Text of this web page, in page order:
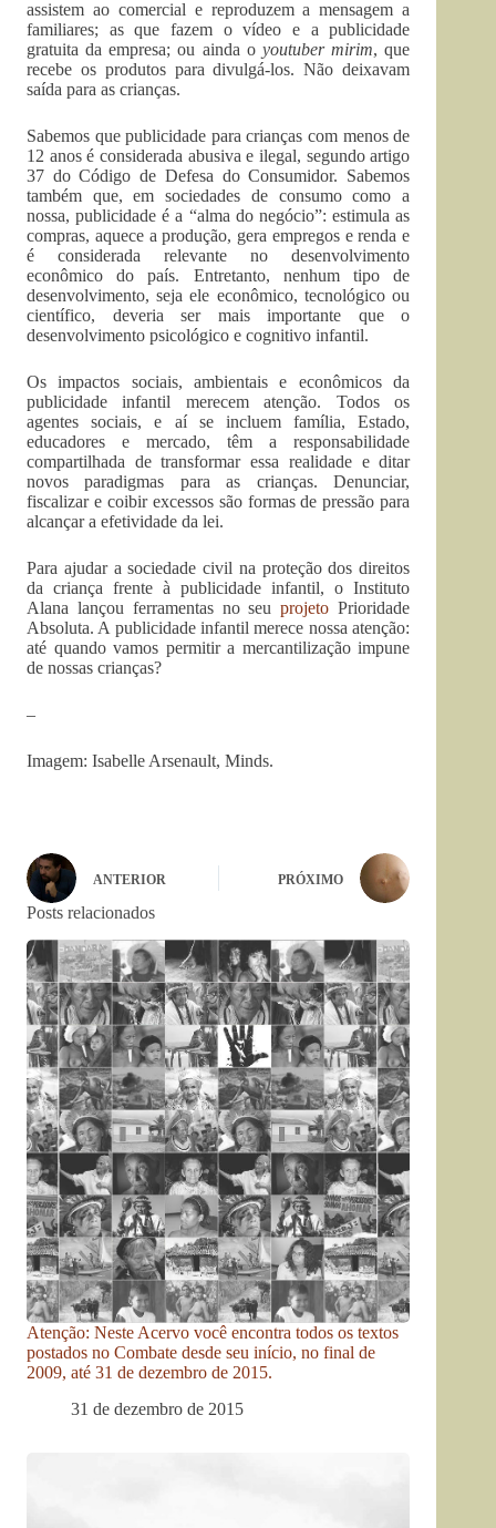
assistem ao comercial e reproduzem a mensagem a
familiares; as que fazem o vídeo e a publicidade
gratuita da empresa; ou ainda o youtuber mirim, que
recebe os produtos para divulgá-los. Não deixavam
saída para as crianças.
Sabemos que publicidade para crianças com menos de
12 anos é considerada abusiva e ilegal, segundo artigo
37 do Código de Defesa do Consumidor. Sabemos
também que, em sociedades de consumo como a
nossa, publicidade é a “alma do negócio”: estimula as
compras, aquece a produção, gera empregos e renda e
é considerada relevante no desenvolvimento
econômico do país. Entretanto, nenhum tipo de
desenvolvimento, seja ele econômico, tecnológico ou
científico, deveria ser mais importante que o
desenvolvimento psicológico e cognitivo infantil.
Os impactos sociais, ambientais e econômicos da
publicidade infantil merecem atenção. Todos os
agentes sociais, e aí se incluem família, Estado,
educadores e mercado, têm a responsabilidade
compartilhada de transformar essa realidade e ditar
novos paradigmas para as crianças. Denunciar,
fiscalizar e coibir excessos são formas de pressão para
alcançar a efetividade da lei.
Para ajudar a sociedade civil na proteção dos direitos
da criança frente à publicidade infantil, o Instituto
Alana lançou ferramentas no seuprojeto Prioridade
Absoluta. A publicidade infantil merece nossa atenção:
até quando vamos permitir a mercantilização impune
de nossas crianças?
–
Imagem: Isabelle Arsenault, Minds.
ANTERIOR PRÓXIMO
Posts relacionados
Atenção: Neste Acervo você encontra todos os textos
postados no Combate desde seu início, no final de
2009, até 31 de dezembro de 2015.
31 de dezembro de 2015